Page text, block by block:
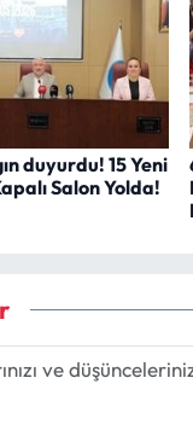
duyurdu! 15 Yeni
Salon Yolda!